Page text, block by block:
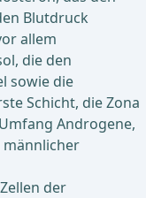
Blutdruck
allem
die den
sowie die
Schicht, die Zona
Androgene,
männlicher
der